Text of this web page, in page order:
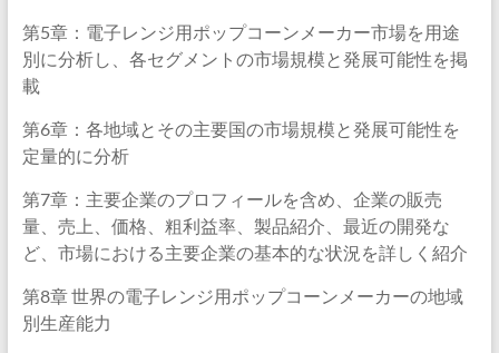
第5章：電子レンジ用ポップコーンメーカー市場を用途
別に分析し、各セグメントの市場規模と発展可能性を掲
載
第6章：各地域とその主要国の市場規模と発展可能性を
定量的に分析
第7章：主要企業のプロフィールを含め、企業の販売
量、売上、価格、粗利益率、製品紹介、最近の開発な
ど、市場における主要企業の基本的な状況を詳しく紹介
第8章 世界の電子レンジ用ポップコーンメーカーの地域
別生産能力